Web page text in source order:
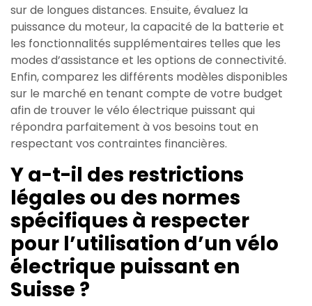
sur de longues distances. Ensuite, évaluez la
puissance du moteur, la capacité de la batterie et
les fonctionnalités supplémentaires telles que les
modes d’assistance et les options de connectivité.
Enfin, comparez les différents modèles disponibles
sur le marché en tenant compte de votre budget
afin de trouver le vélo électrique puissant qui
répondra parfaitement à vos besoins tout en
respectant vos contraintes financières.
Y a-t-il des restrictions
légales ou des normes
spécifiques à respecter
pour l’utilisation d’un vélo
électrique puissant en
Suisse ?